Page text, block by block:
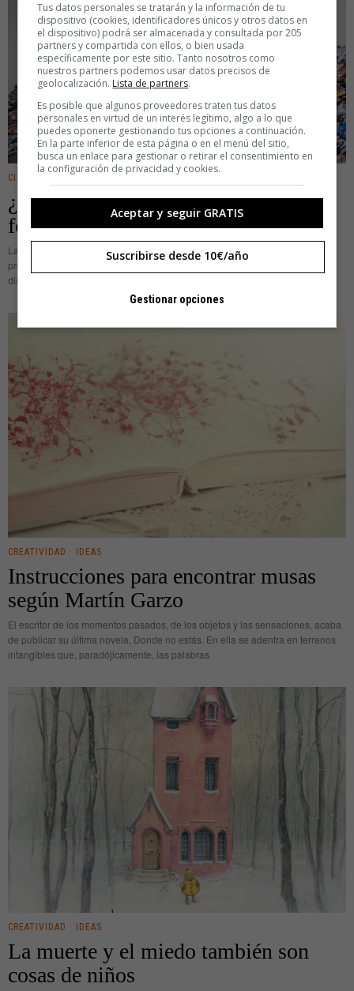
CIENCIA CREATIVIDAD DIGITAL ENTRETENIMIENTO
¿Dónde está esa nube que tiene mis
fotos?
La idea romántica de la nube está muy lograda: nos ayuda a imaginarnos el
proceso por el cual, cuando subimos un archivo a internet, al instante está
disponible para que lo vea
CREATIVIDAD · IDEAS
Instrucciones para encontrar musas
según Martín Garzo
El escritor de los momentos pasados, de los objetos y las sensaciones, acaba
de publicar su última novela, Donde no estás. En ella se adentra en terrenos
intangibles que, paradójicamente, las palabras
CREATIVIDAD · IDEAS
La muerte y el miedo también son
cosas de niños
Tus datos personales se tratarán y la información de tu
dispositivo (cookies, identificadores únicos y otros datos en
el dispositivo) podrá ser almacenada y consultada por 205
partners y compartida con ellos, o bien usada
específicamente por este sitio. Tanto nosotros como
nuestros partners podemos usar datos precisos de
geolocalización. Lista de partners.
Es posible que algunos proveedores traten tus datos
personales en virtud de un interés legítimo, algo a lo que
puedes oponerte gestionando tus opciones a continuación.
En la parte inferior de esta página o en el menú del sitio,
busca un enlace para gestionar o retirar el consentimiento en
la configuración de privacidad y cookies.
Aceptar y seguir GRATIS
Suscribirse desde 10€/año
Gestionar opciones